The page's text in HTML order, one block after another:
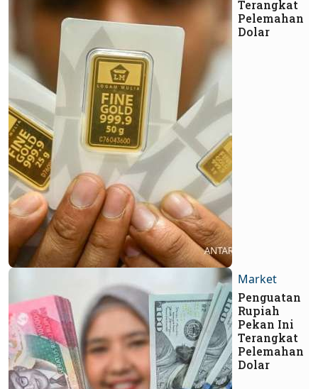
Terangkat
Pelemahan
Dolar
Market
Penguatan
Rupiah
Pekan Ini
Terangkat
Pelemahan
Dolar